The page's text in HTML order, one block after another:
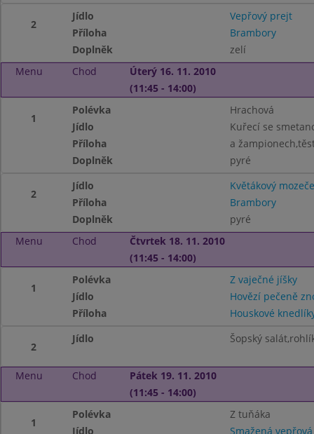
2
Jídlo
Vepřový prejt
Příloha
Brambory
Doplněk
zelí
Menu
Chod
Úterý 16. 11. 2010
(11:45 - 14:00)
1
Polévka
Hrachová
Jídlo
Kuřecí se
Příloha
a
Doplněk
pyré
2
Jídlo
Květákový
Příloha
Brambory
Doplněk
pyré
Menu
Chod
Čtvrtek 18. 11. 2010
(11:45 - 14:00)
1
Polévka
Z vaječné jíšky
Jídlo
Hovězí pečeně
Příloha
Houskové
2
Jídlo Šopský
Menu Chod
Pátek 19. 11. 2010
(11:45 - 14:00)
1
Polévka
Z tuňáka
Jídlo
Smažená